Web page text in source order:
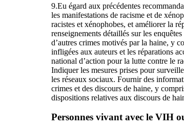
9.Eu égard aux précédentes
les manifestations de racisme et de
racistes et xénophobes, et améliorer la
renseignements détaillés sur les
d’autres crimes motivés par la haine, y
infligées aux auteurs et les réparations
national d’action pour la lutte contre le
Indiquer les mesures prises pour
les réseaux sociaux. Fournir des
crimes et des discours de haine, y
dispositions relatives aux discours de
Personnes vivant avec le VIH